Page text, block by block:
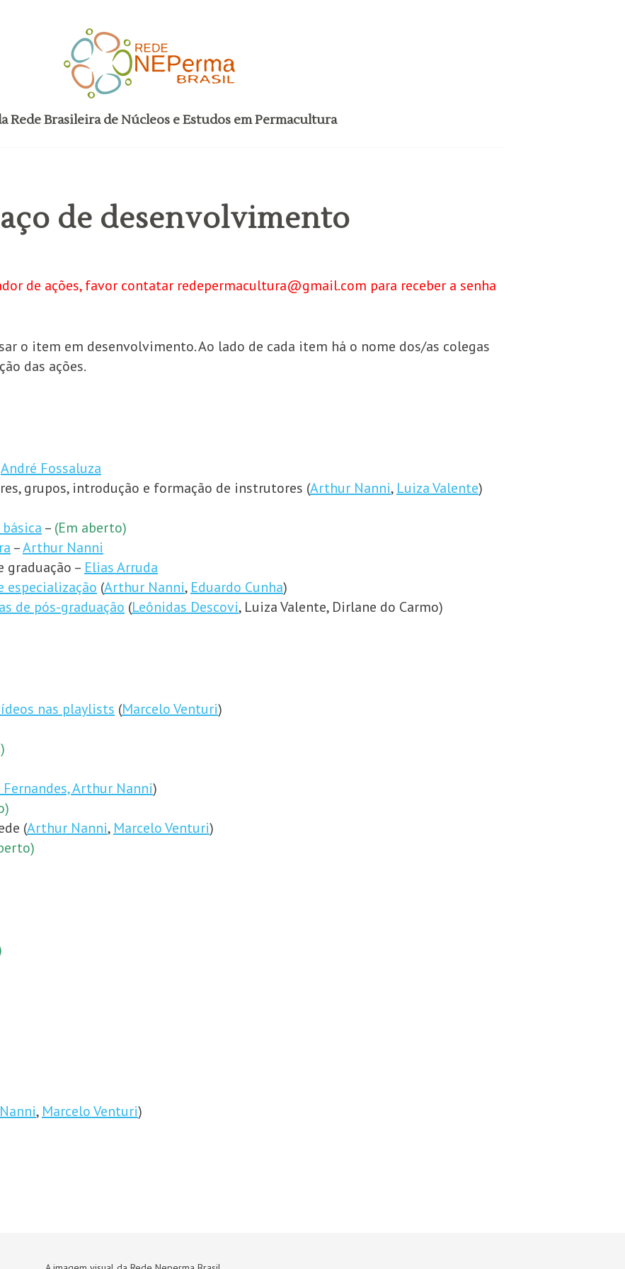
Rede Brasileira de Núcleos e Estudos em Permacultura
de desenvolvimento
de ações, favor contatar redepermacultura@gmail.com para receber a senha
o item em desenvolvimento. Ao lado de cada item há o nome dos/as colegas
das ações.
André Fossaluza
grupos, introdução e formação de instrutores (Arthur Nanni, Luiza Valente)
– (Em aberto)
–Arthur Nanni
graduação – Elias Arruda
especialização (Arthur Nanni, Eduardo Cunha)
de pós-graduação (Leônidas Descovi, Luiza Valente, Dirlane do Carmo)
nas playlists (Marcelo Venturi)
Arthur Nanni)
(Arthur Nanni, Marcelo Venturi)
, Marcelo Venturi)